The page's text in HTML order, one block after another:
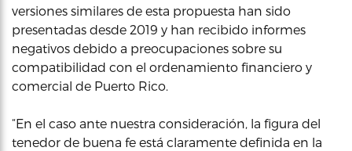
versiones similares de esta propuesta han sido
presentadas desde 2019 y han recibido informes
negativos debido a preocupaciones sobre su
compatibilidad con el ordenamiento financiero y
comercial de Puerto Rico.
“En el caso ante nuestra consideración, la figura del
tenedor de buena fe está claramente definida en la